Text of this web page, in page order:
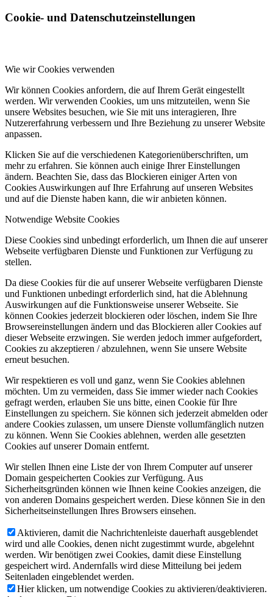
Cookie- und Datenschutzeinstellungen
Wie wir Cookies verwenden
Wir können Cookies anfordern, die auf Ihrem Gerät eingestellt
werden. Wir verwenden Cookies, um uns mitzuteilen, wenn Sie
unsere Websites besuchen, wie Sie mit uns interagieren, Ihre
Nutzererfahrung verbessern und Ihre Beziehung zu unserer Website
anpassen.
Klicken Sie auf die verschiedenen Kategorienüberschriften, um
mehr zu erfahren. Sie können auch einige Ihrer Einstellungen
ändern. Beachten Sie, dass das Blockieren einiger Arten von
Cookies Auswirkungen auf Ihre Erfahrung auf unseren Websites
und auf die Dienste haben kann, die wir anbieten können.
Notwendige Website Cookies
Diese Cookies sind unbedingt erforderlich, um Ihnen die auf unserer
Webseite verfügbaren Dienste und Funktionen zur Verfügung zu
stellen.
Da diese Cookies für die auf unserer Webseite verfügbaren Dienste
und Funktionen unbedingt erforderlich sind, hat die Ablehnung
Auswirkungen auf die Funktionsweise unserer Webseite. Sie
können Cookies jederzeit blockieren oder löschen, indem Sie Ihre
Browsereinstellungen ändern und das Blockieren aller Cookies auf
dieser Webseite erzwingen. Sie werden jedoch immer aufgefordert,
Cookies zu akzeptieren / abzulehnen, wenn Sie unsere Website
erneut besuchen.
Wir respektieren es voll und ganz, wenn Sie Cookies ablehnen
möchten. Um zu vermeiden, dass Sie immer wieder nach Cookies
gefragt werden, erlauben Sie uns bitte, einen Cookie für Ihre
Einstellungen zu speichern. Sie können sich jederzeit abmelden oder
andere Cookies zulassen, um unsere Dienste vollumfänglich nutzen
zu können. Wenn Sie Cookies ablehnen, werden alle gesetzten
Cookies auf unserer Domain entfernt.
Wir stellen Ihnen eine Liste der von Ihrem Computer auf unserer
Domain gespeicherten Cookies zur Verfügung. Aus
Sicherheitsgründen können wie Ihnen keine Cookies anzeigen, die
von anderen Domains gespeichert werden. Diese können Sie in den
Sicherheitseinstellungen Ihres Browsers einsehen.
Aktivieren, damit die Nachrichtenleiste dauerhaft ausgeblendet
wird und alle Cookies, denen nicht zugestimmt wurde, abgelehnt
werden. Wir benötigen zwei Cookies, damit diese Einstellung
gespeichert wird. Andernfalls wird diese Mitteilung bei jedem
Seitenladen eingeblendet werden.
Hier klicken, um notwendige Cookies zu aktivieren/deaktivieren.